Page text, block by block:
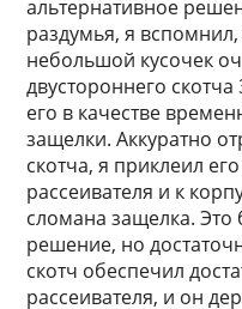
альтернативное
раздумья, я
небольшой кусочек
двустороннего
его в качестве
защелки. Аккуратно
скотча, я приклеил
рассеивателя и к
сломана защелка.
решение, но
скотч обеспечил
рассеивателя, и он